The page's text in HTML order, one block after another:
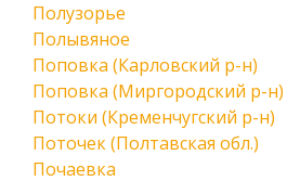
Полузорье
Полывяное
Поповка (Карловский р-н)
Поповка (Миргородский р-н)
Потоки (Кременчугский р-н)
Поточек (Полтавская обл.)
Почаевка